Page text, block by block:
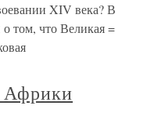
XIV века? В
том, что Великая =
Африки